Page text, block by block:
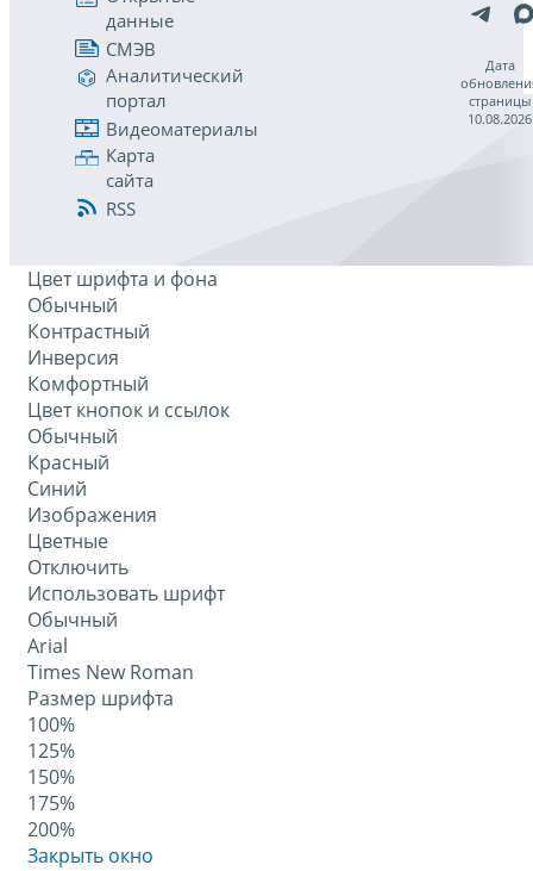
данные
СМЭВ
Аналитический
портал
Видеоматериалы
Карта
сайта
RSS
Дата
страницы
10.08.2026
Цвет шрифта и фона
Обычный
Контрастный
Инверсия
Комфортный
Цвет кнопок и ссылок
Обычный
Красный
Синий
Изображения
Цветные
Отключить
Использовать шрифт
Обычный
Arial
Times New Roman
Размер шрифта
100%
125%
150%
175%
200%
Закрыть окно